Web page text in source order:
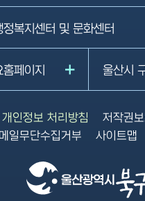
복지센터 및 문화센터
페이지 울산시
개인정보 처리방침
저작권
일무단수집거부
사이트맵